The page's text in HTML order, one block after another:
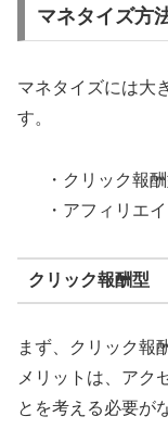
マネタイズ方
マネタイズには大
す。
・クリック報
・アフィリエ
クリック報酬型
まず、クリック報
メリットは、アク
とを考える必要が